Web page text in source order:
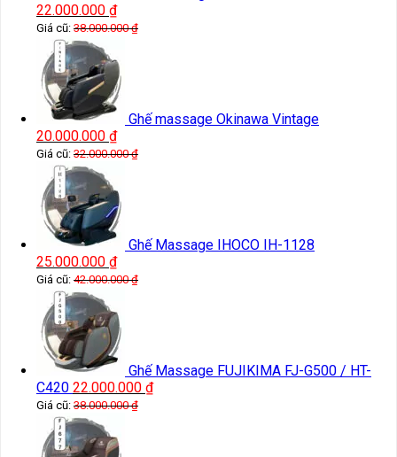
22.000.000 ₫
Giá cũ: 38.000.000₫
Ghế massage Okinawa Vintage
20.000.000 ₫
Giá cũ: 32.000.000₫
Ghế Massage IHOCO IH-1128
25.000.000 ₫
Giá cũ: 42.000.000₫
Ghế Massage FUJIKIMA FJ-G500 / HT-
C420 22.000.000 ₫
Giá cũ: 38.000.000₫